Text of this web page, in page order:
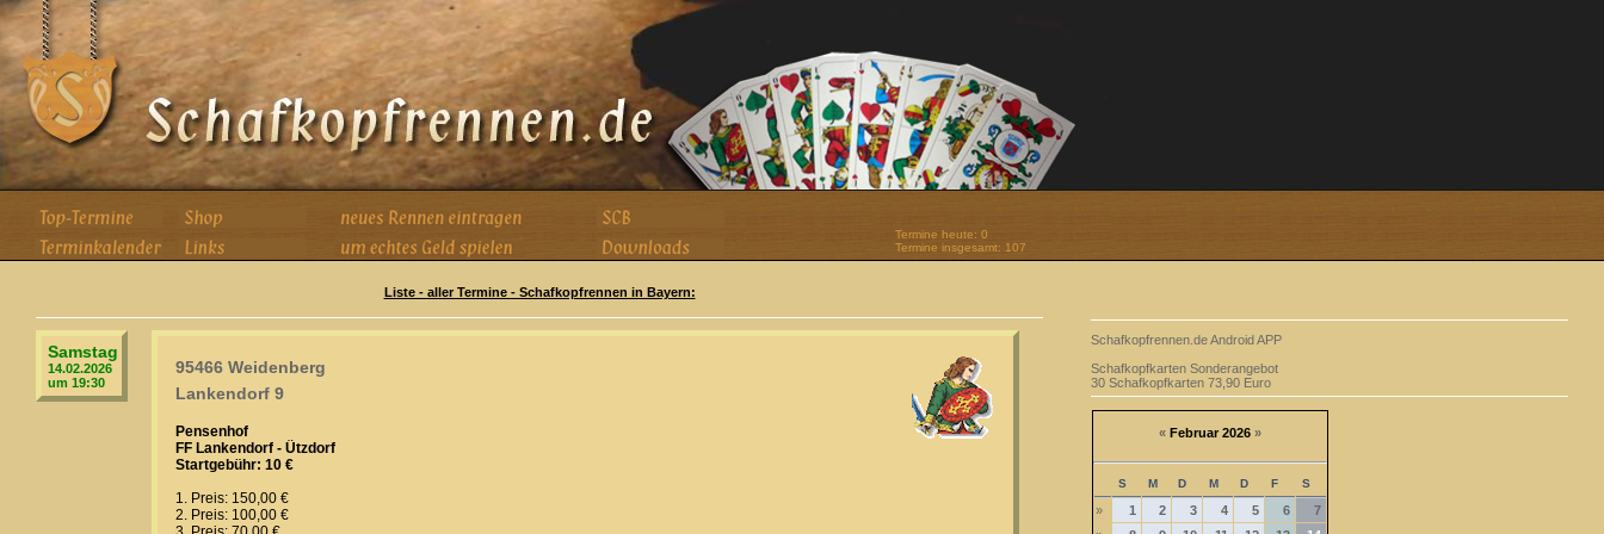
Termine heute: 0
Termine insgesamt: 107
Liste - aller Termine - Schafkopfrennen in Bayern:
Samstag
14.02.2026
um 19:30
95466 Weidenberg
Lankendorf 9
Pensenhof
FF Lankendorf - Ützdorf
Startgebühr: 10 €
1. Preis: 150,00 €
2. Preis: 100,00 €
Schafkopfrennen.de Android APP
Schafkopfkarten Sonderangebot
30 Schafkopfkarten 73,90 Euro
« Februar 2026 »
S M D M D F S
» 1 2 3 4 5 6
7